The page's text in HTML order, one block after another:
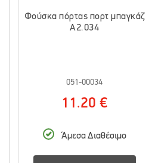
Φούσκα πόρτας πορτ μπαγκάζ
A2.034
051-00034
11.20 €
Άμεσα Διαθέσιμο